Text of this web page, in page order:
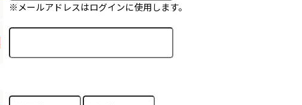
※メールアドレスはログインに使用します。